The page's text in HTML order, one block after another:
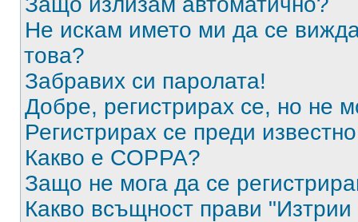
Не искам името ми да се
това?
Забравих си паролата!
Добре, регистрирах се, но не
Регистрирах се преди
Какво е COPPA?
Защо не мога да се
Какво всъщност прави "Изтрии